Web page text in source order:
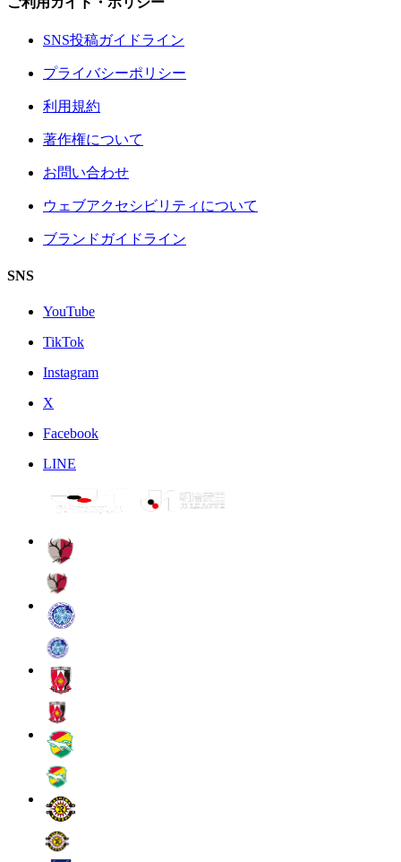
SNS投稿ガイドライン
プライバシーポリシー
利用規約
著作権について
お問い合わせ
ウェブアクセシビリティについて
ブランドガイドライン
SNS
YouTube
TikTok
Instagram
X
Facebook
LINE